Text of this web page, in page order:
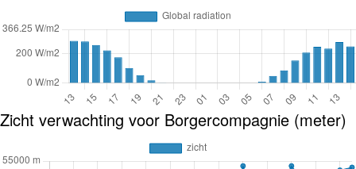
Zicht verwachting voor Borgercompagnie (meter)